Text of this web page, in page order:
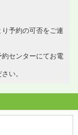
予約の可否をご連
センターにてお電
い。